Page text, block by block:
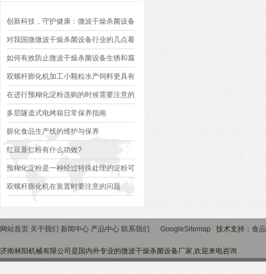
创新科技，守护健康：微波干燥杀菌设备
为食品行业注入新活力
对我国微微波干燥杀菌设备行业的几点看
法
如何有效防止微波干燥杀菌设备生锈和腐
蚀
双螺杆膨化机加工小颗粒水产饲料更具有
优势
在进行预糊化淀粉选购的时候需要注意的
问题
多层隧道式电烤箱日常保养指南
膨化食品生产线的维护与保养
红豆薏仁粉有什么功效?
预糊化淀粉是一种经过特殊处理的淀粉可
以在冷水中迅速溶解和增稠
双螺杆膨化机在装置时要注意的问题
网站首页 关于我们 新闻中心 产品中心 联系我们 GoogleSitemap 技术支持： 食
济南林阳机械有限公司是国内外专业的微波干燥杀菌设备厂家,欢迎来电咨询